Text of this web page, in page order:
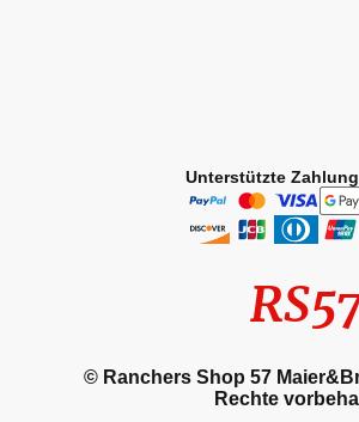
Unterstützte
© Ranchers Shop 57
Rechte